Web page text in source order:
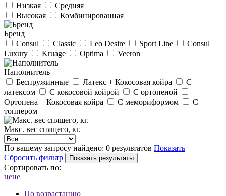
Низкая
Средняя
Высокая
Комбинированная
Бренд
Consul
Classic Leo Desire Sport Line
Consul
Luxury
Kruage Optima Veeron
Наполнитель
Беспружинные
Латекс + Кокосовая койра
С
латексом
С кокосовой койрой
С ортопеной
Ортопена + Кокосовая койра
С мемориформом
С
топпером
Макс. вес спящего, кг.
По вашему запросу найдено: 0 результатов Показать
Сбросить фильтр
Сортировать по:
цене
По возрастанию